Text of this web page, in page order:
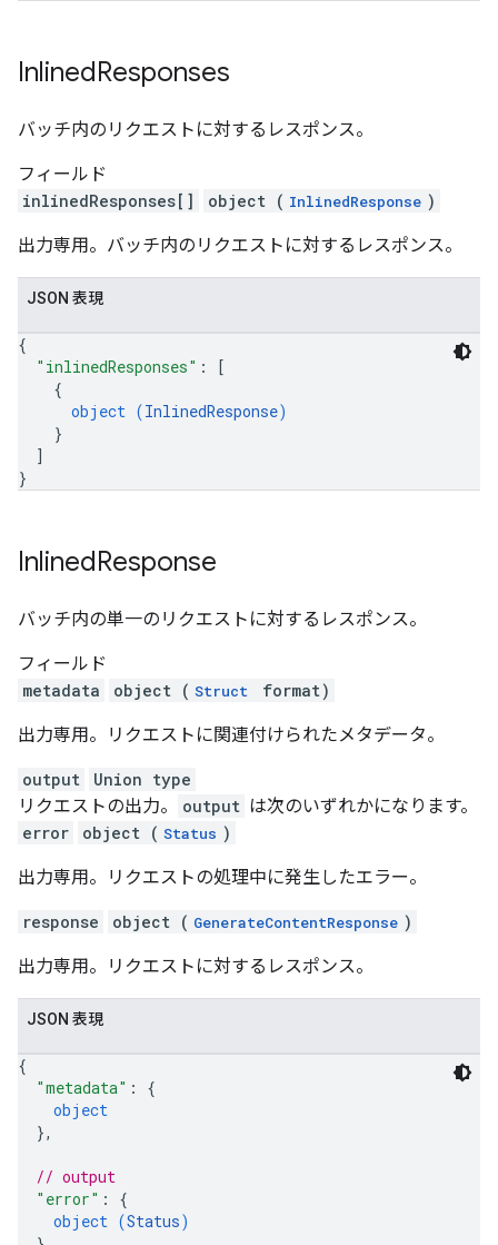
InlinedResponses
バッチ内のリクエストに対するレスポンス。
フィールド
inlinedResponses[]
object ( InlinedResponse )
出力専用。バッチ内のリクエストに対するレスポンス。
JSON 表現
{
"inlinedResponses" :
[
{
object (InlinedResponse)
}
]
}
InlinedResponse
バッチ内の単一のリクエストに対するレスポンス。
フィールド
metadata
object ( Struct format)
出力専用。リクエストに関連付けられたメタデータ。
output
Union type
リクエストの出力。
output は次のいずれかになります。
error
object ( Status )
出力専用。リクエストの処理中に発生したエラー。
response object ( GenerateContentResponse )
出力専用。リクエストに対するレスポンス。
JSON 表現
{
"metadata" : {
object
},
// output
"error" : {
object (Status)